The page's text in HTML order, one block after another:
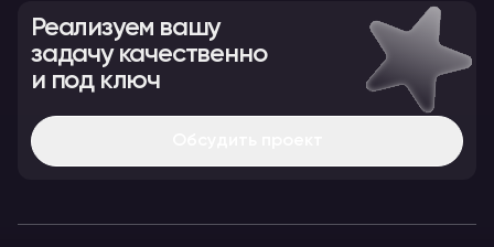
Реализуем вашу
задачу качественно
и под ключ